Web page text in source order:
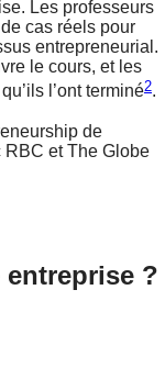
Les professeurs
cas réels pour
entrepreneurial.
le cours, et les
l’ont terminé2.
de
RBC et The Globe
entreprise ?